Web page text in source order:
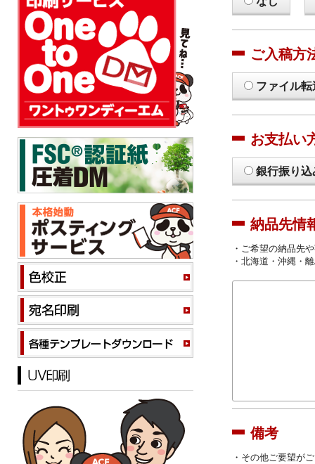
ご入稿方
ファイル
お支払い
銀行振り込
納品先情
・ご希望の納品先
・北海道・沖縄・
備考
・その他ご要望が